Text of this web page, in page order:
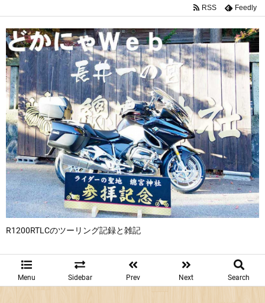
R1200RTLCのツーリング記録と雑記
Menu Sidebar Prev Next Search
RSS Feedly